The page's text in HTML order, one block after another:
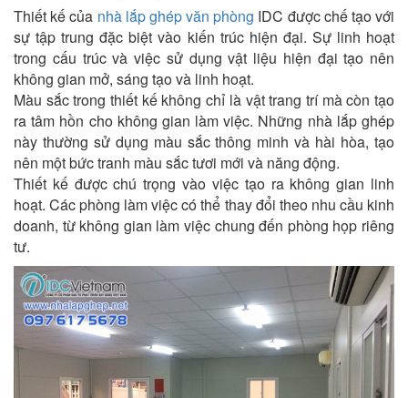
Thiết kế của nhà lắp ghép văn phòng IDC được chế tạo với
sự tập trung đặc biệt vào kiến trúc hiện đại. Sự linh hoạt
trong cấu trúc và việc sử dụng vật liệu hiện đại tạo nên
không gian mở, sáng tạo và linh hoạt.
Màu sắc trong thiết kế không chỉ là vật trang trí mà còn tạo
ra tâm hồn cho không gian làm việc. Những nhà lắp ghép
này thường sử dụng màu sắc thông minh và hài hòa, tạo
nên một bức tranh màu sắc tươi mới và năng động.
Thiết kế được chú trọng vào việc tạo ra không gian linh
hoạt. Các phòng làm việc có thể thay đổi theo nhu cầu kinh
doanh, từ không gian làm việc chung đến phòng họp riêng
tư.